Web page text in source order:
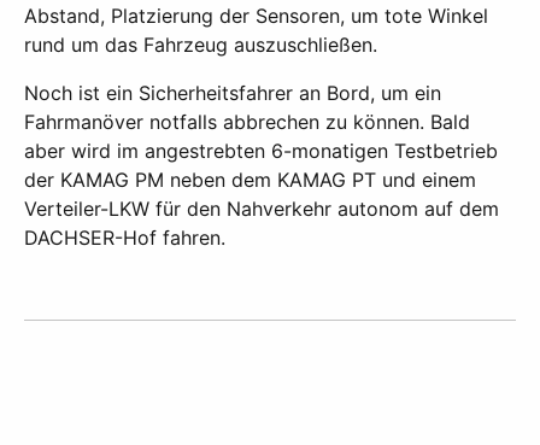
Abstand, Platzierung der Sensoren, um tote Winkel
rund um das Fahrzeug auszuschließen.
Noch ist ein Sicherheitsfahrer an Bord, um ein
Fahrmanöver notfalls abbrechen zu können. Bald
aber wird im angestrebten 6-monatigen Testbetrieb
der KAMAG PM neben dem KAMAG PT und einem
Verteiler-LKW für den Nahverkehr autonom auf dem
DACHSER-Hof fahren.